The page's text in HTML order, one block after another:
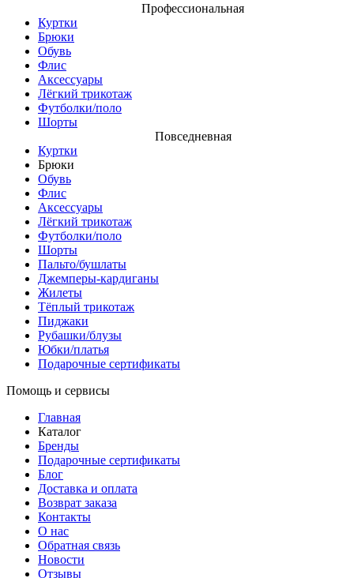
Профессиональная
Куртки
Брюки
Обувь
Флис
Аксессуары
Лёгкий трикотаж
Футболки/поло
Шорты
Повседневная
Куртки
Брюки
Обувь
Флис
Аксессуары
Лёгкий трикотаж
Футболки/поло
Шорты
Пальто/бушлаты
Джемперы-кардиганы
Жилеты
Тёплый трикотаж
Пиджаки
Рубашки/блузы
Юбки/платья
Подарочные сертификаты
Помощь и сервисы
Главная
Каталог
Бренды
Подарочные сертификаты
Блог
Доставка и оплата
Возврат заказа
Контакты
О нас
Обратная связь
Новости
Отзывы